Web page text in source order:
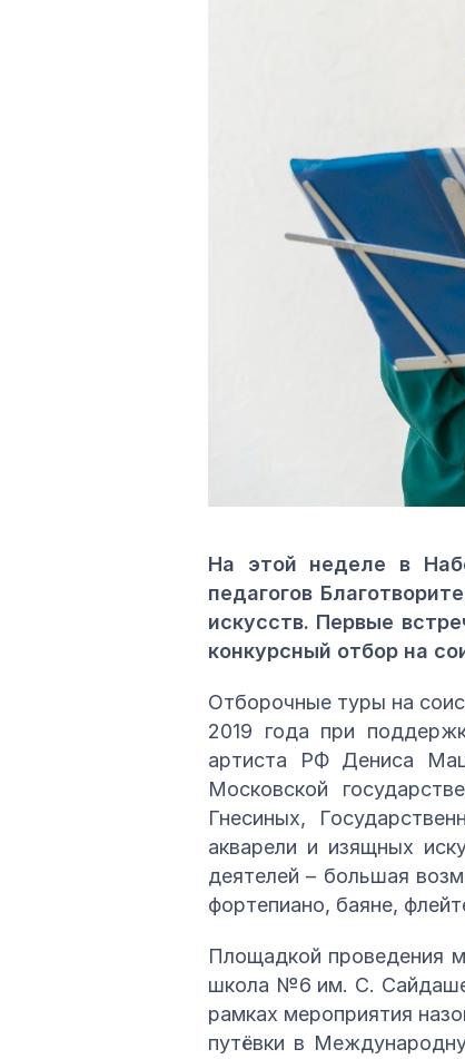
На этой неделе в
педагогов
искусств. Первые
конкурсный отбор на
Отборочные туры на
2019 года при
артиста РФ Дениса
Московской
Гнесиных,
акварели и изящных
деятелей – большая
фортепиано, баяне,
Площадкой проведения
школа №6 им. С.
рамках мероприятия
путёвки в